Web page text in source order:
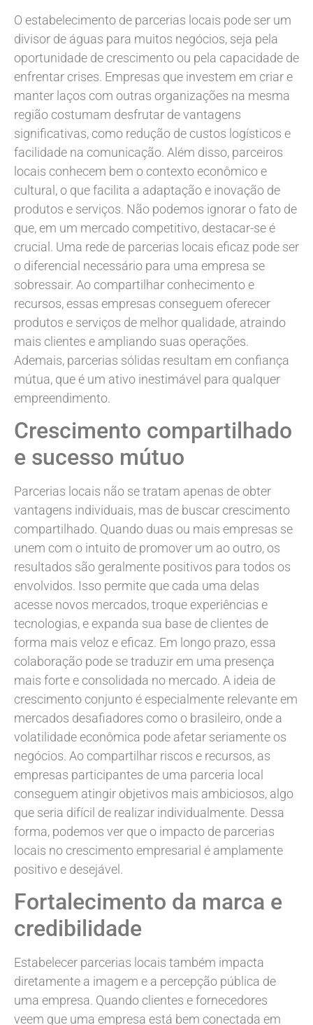
O estabelecimento de parcerias locais pode ser um
divisor de águas para muitos negócios, seja pela
oportunidade de crescimento ou pela capacidade de
enfrentar crises. Empresas que investem em criar e
manter laços com outras organizações na mesma
região costumam desfrutar de vantagens
significativas, como redução de custos logísticos e
facilidade na comunicação. Além disso, parceiros
locais conhecem bem o contexto econômico e
cultural, o que facilita a adaptação e inovação de
produtos e serviços. Não podemos ignorar o fato de
que, em um mercado competitivo, destacar-se é
crucial. Uma rede de parcerias locais eficaz pode ser
o diferencial necessário para uma empresa se
sobressair. Ao compartilhar conhecimento e
recursos, essas empresas conseguem oferecer
produtos e serviços de melhor qualidade, atraindo
mais clientes e ampliando suas operações.
Ademais, parcerias sólidas resultam em confiança
mútua, que é um ativo inestimável para qualquer
empreendimento.
Crescimento compartilhado
e sucesso mútuo
Parcerias locais não se tratam apenas de obter
vantagens individuais, mas de buscar crescimento
compartilhado. Quando duas ou mais empresas se
unem com o intuito de promover um ao outro, os
resultados são geralmente positivos para todos os
envolvidos. Isso permite que cada uma delas
acesse novos mercados, troque experiências e
tecnologias, e expanda sua base de clientes de
forma mais veloz e eficaz. Em longo prazo, essa
colaboração pode se traduzir em uma presença
mais forte e consolidada no mercado. A ideia de
crescimento conjunto é especialmente relevante em
mercados desafiadores como o brasileiro, onde a
volatilidade econômica pode afetar seriamente os
negócios. Ao compartilhar riscos e recursos, as
empresas participantes de uma parceria local
conseguem atingir objetivos mais ambiciosos, algo
que seria difícil de realizar individualmente. Dessa
forma, podemos ver que o impacto de parcerias
locais no crescimento empresarial é amplamente
positivo e desejável.
Fortalecimento da marca e
credibilidade
Estabelecer parcerias locais também impacta
diretamente a imagem e a percepção pública de
uma empresa. Quando clientes e fornecedores
veem que uma empresa está bem conectada em